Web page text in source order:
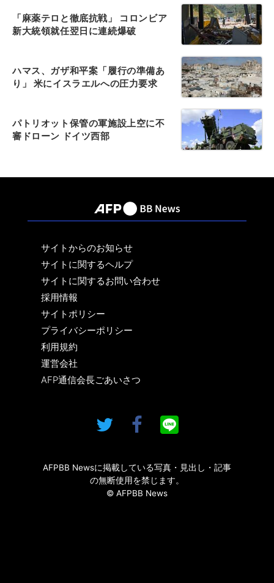
「麻薬テロと徹底抗戦」 コロンビア
新大統領就任翌日に連続爆破
ハマス、ガザ和平案「履行の準備あ
り」 米にイスラエルへの圧力要求
パトリオット保管の軍施設上空に不
審ドローン ドイツ西部
サイトからのお知らせ
サイトに関するヘルプ
サイトに関するお問い合わせ
採用情報
サイトポリシー
プライバシーポリシー
利用規約
運営会社
AFP通信会長ごあいさつ
AFPBB Newsに掲載している写真・見出し・記事
の無断使用を禁じます。
© AFPBB News